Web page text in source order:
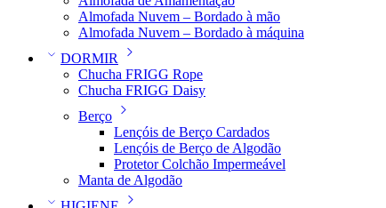
Almofada Nuvem – Bordado à mão
Almofada Nuvem – Bordado à máquina
DORMIR
Chucha FRIGG Rope
Chucha FRIGG Daisy
Berço
Lençóis de Berço Cardados
Lençóis de Berço de Algodão
Protetor Colchão Impermeável
Manta de Algodão